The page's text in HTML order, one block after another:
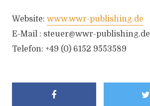
Website: www.wwr-publishing.de
E-Mail : steuer@wwr-publishing.de
Telefon: +49 (0) 6152 9553589